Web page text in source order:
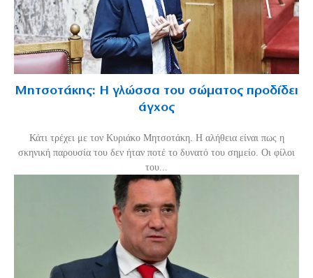
Μητσοτάκης: Η γλώσσα του σώματος προδίδει
άγχος
Κάτι τρέχει με τον Κυριάκο Μητσοτάκη. Η αλήθεια είναι πως η
σκηνική παρουσία του δεν ήταν ποτέ το δυνατό του σημείο. Οι φίλοι
του...